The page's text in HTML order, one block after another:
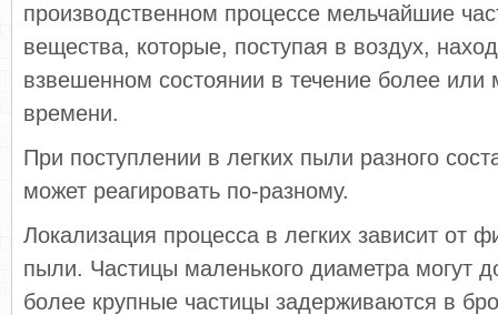
производственном процессе мельчайшие
вещества, которые, поступая в воздух,
взвешенном состоянии в течение более или
времени.
При поступлении в легких пыли разного
может реагировать по-разному.
Локализация процесса в легких зависит от
пыли. Частицы маленького диаметра могут
более крупные частицы задерживаются в